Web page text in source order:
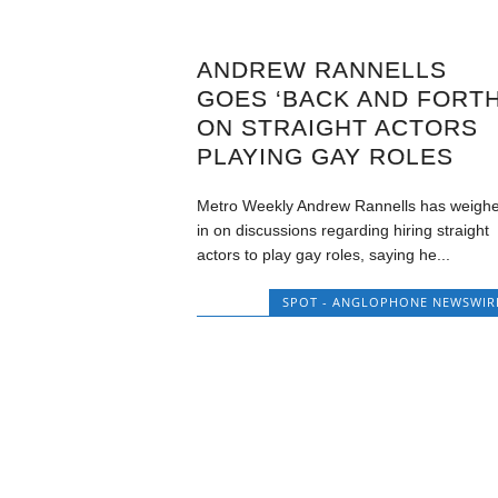
ANDREW RANNELLS
GOES ‘BACK AND
ON STRAIGHT ACTORS
PLAYING GAY ROLES
Metro Weekly Andrew Rannells has
in on discussions regarding hiring straight
actors to play gay roles, saying he...
SPOT - ANGLOPHONE